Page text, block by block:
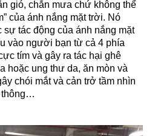
gió, chắn mưa chứ không thể
của ánh nắng mặt trời. Nó
sự tác động của ánh nắng mặt
vào người bạn từ cả 4 phía
tím và gây ra tác hại ghê
hoặc ung thư da, ăn mòn và
chói mắt và cản trở tầm nhìn
thông…